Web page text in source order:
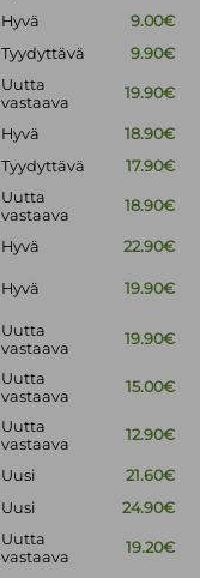
Hyvä
9.00€
Tyydyttävä 9.90€
Uutta
vastaava
19.90€
Hyvä
18.90€
Tyydyttävä 17.90€
Uutta
vastaava
18.90€
Hyvä
22.90€
Hyvä 19.90€
Uutta
vastaava
19.90€
Uutta
vastaava
15.00€
Uutta
vastaava
12.90€
Uusi
21.60€
Uusi 24.90€
Uutta
vastaava
19.20€